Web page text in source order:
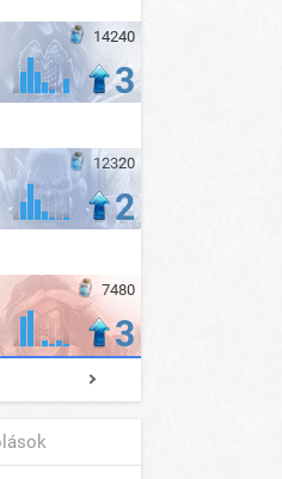
14240
3
12320
2
7480
3